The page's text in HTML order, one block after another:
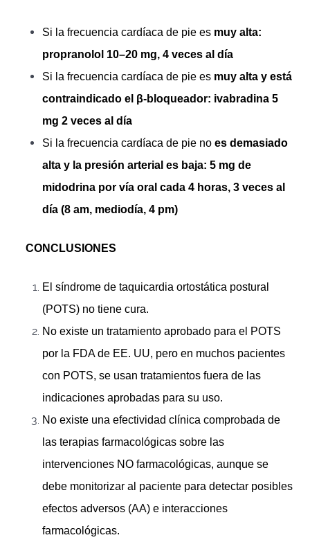
Si la frecuencia cardíaca de pie es muy alta:
propranolol 10–20 mg, 4 veces al día
Si la frecuencia cardíaca de pie es muy alta y está
contraindicado el β-bloqueador: ivabradina 5
mg 2 veces al día
Si la frecuencia cardíaca de pie no es demasiado
alta y la presión arterial es baja: 5 mg de
midodrina por vía oral cada 4 horas, 3 veces al
día (8 am, mediodía, 4 pm)
CONCLUSIONES
El síndrome de taquicardia ortostática postural
(POTS) no tiene cura.
No existe un tratamiento aprobado para el POTS
por la FDA de EE. UU, pero en muchos pacientes
con POTS, se usan tratamientos fuera de las
indicaciones aprobadas para su uso.
No existe una efectividad clínica comprobada de
las terapias farmacológicas sobre las
intervenciones NO farmacológicas, aunque se
debe monitorizar al paciente para detectar posibles
efectos adversos (AA) e interacciones
farmacológicas.